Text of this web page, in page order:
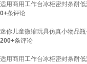
适用商用工作台冰柜密封条耐
0+条评论
迷你儿童微缩玩具仿真小物品
200+条评论
适用商用工作台冰柜密封条耐